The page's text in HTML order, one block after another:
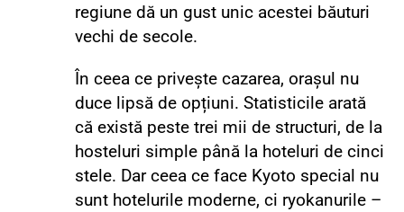
regiune dă un gust unic acestei băuturi
vechi de secole.
În ceea ce privește cazarea, orașul nu
duce lipsă de opțiuni. Statisticile arată
că există peste trei mii de structuri, de la
hosteluri simple până la hoteluri de cinci
stele. Dar ceea ce face Kyoto special nu
sunt hotelurile moderne, ci ryokanurile –